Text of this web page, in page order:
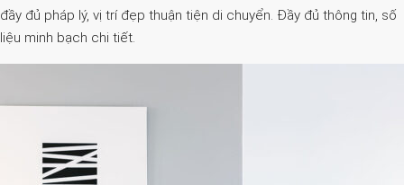
đầy đủ pháp lý, vị trí đẹp thuận tiện di chuyển. Đầy đủ thông tin, số
liệu minh bạch chi tiết.